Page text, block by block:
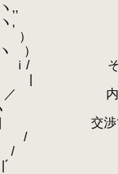
にネオ
|
の申し
リつける